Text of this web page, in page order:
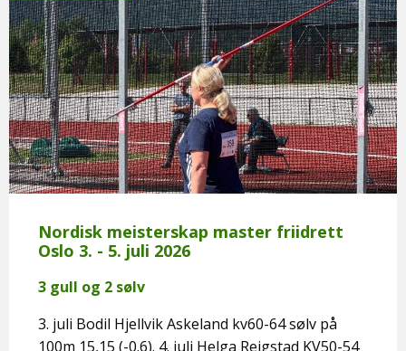
Nordisk meisterskap master friidrett
Oslo 3. - 5. juli 2026
3 gull og 2 sølv
3. juli Bodil Hjellvik Askeland kv60-64 sølv på
100m 15,15 (-0.6). 4. juli Helga Reigstad KV50-54